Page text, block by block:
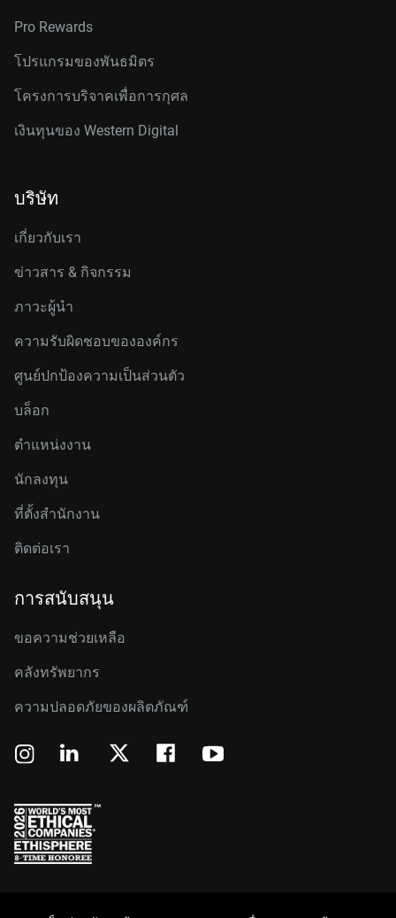
Pro Rewards
โปรแกรมของพันธมิตร
โครงการบริจาคเพื่อการกุศล
เงินทุนของ Western Digital
บริษัท
เกี่ยวกับเรา
ข่าวสาร & กิจกรรม
ภาวะผู้นำ
ความรับผิดชอบขององค์กร
ศูนย์ปกป้องความเป็นส่วนตัว
บล็อก
ตำแหน่งงาน
นักลงทุน
ที่ตั้งสำนักงาน
ติดต่อเรา
การสนับสนุน
ขอความช่วยเหลือ
คลังทรัพยากร
ความปลอดภัยของผลิตภัณฑ์